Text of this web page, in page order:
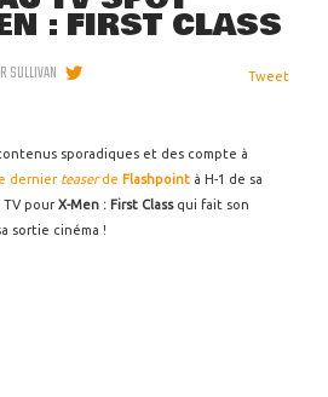
: FIRST CLASS
SULLIVAN Tweet
sporadiques et des compte à
dernier teaserde Flashpoint à H-1 de sa
pourX-Men : First Classqui fait son
sortie cinéma !